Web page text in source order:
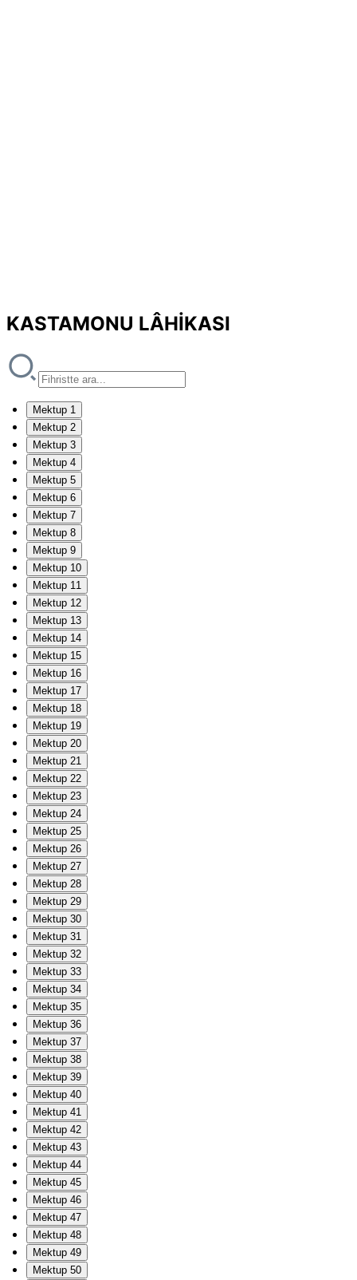
KASTAMONU LÂHİKASI
Mektup 1
Mektup 2
Mektup 3
Mektup 4
Mektup 5
Mektup 6
Mektup 7
Mektup 8
Mektup 9
Mektup 10
Mektup 11
Mektup 12
Mektup 13
Mektup 14
Mektup 15
Mektup 16
Mektup 17
Mektup 18
Mektup 19
Mektup 20
Mektup 21
Mektup 22
Mektup 23
Mektup 24
Mektup 25
Mektup 26
Mektup 27
Mektup 28
Mektup 29
Mektup 30
Mektup 31
Mektup 32
Mektup 33
Mektup 34
Mektup 35
Mektup 36
Mektup 37
Mektup 38
Mektup 39
Mektup 40
Mektup 41
Mektup 42
Mektup 43
Mektup 44
Mektup 45
Mektup 46
Mektup 47
Mektup 48
Mektup 49
Mektup 50